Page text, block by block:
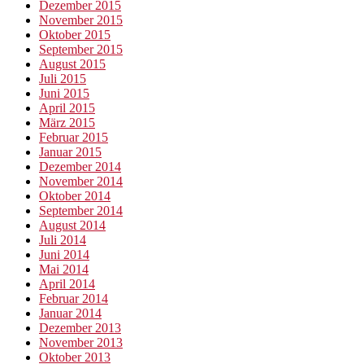
Dezember 2015
November 2015
Oktober 2015
September 2015
August 2015
Juli 2015
Juni 2015
April 2015
März 2015
Februar 2015
Januar 2015
Dezember 2014
November 2014
Oktober 2014
September 2014
August 2014
Juli 2014
Juni 2014
Mai 2014
April 2014
Februar 2014
Januar 2014
Dezember 2013
November 2013
Oktober 2013